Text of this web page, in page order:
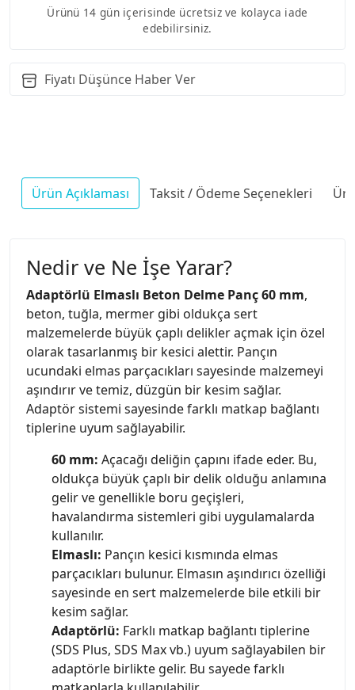
Ürünü 14 gün içerisinde ücretsiz ve kolayca iade
edebilirsiniz.
Fiyatı Düşünce Haber Ver
Ürün Açıklaması Taksit / Ödeme Seçenekleri
Nedir ve Ne İşe Yarar?
Adaptörlü Elmaslı Beton Delme Panç 60 mm,
beton, tuğla, mermer gibi oldukça sert
malzemelerde büyük çaplı delikler açmak için özel
olarak tasarlanmış bir kesici alettir. Pançın
ucundaki elmas parçacıkları sayesinde malzemeyi
aşındırır ve temiz, düzgün bir kesim sağlar.
Adaptör sistemi sayesinde farklı matkap bağlantı
tiplerine uyum sağlayabilir.
60 mm: Açacağı deliğin çapını ifade eder. Bu,
oldukça büyük çaplı bir delik olduğu anlamına
gelir ve genellikle boru geçişleri,
havalandırma sistemleri gibi uygulamalarda
kullanılır.
Elmaslı: Pançın kesici kısmında elmas
parçacıkları bulunur. Elmasın aşındırıcı özelliği
sayesinde en sert malzemelerde bile etkili bir
kesim sağlar.
Adaptörlü: Farklı matkap bağlantı tiplerine
(SDS Plus, SDS Max vb.) uyum sağlayabilen bir
adaptörle birlikte gelir. Bu sayede farklı